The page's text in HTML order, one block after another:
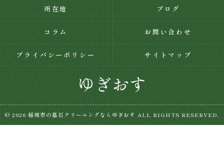
所在地 ブログ
コラム お問い合わせ
プライバシーポリシー サイトマップ
© 2026 稲城市の墓石クリーニングならゆぎおす ALL RIGHTS RESERVED.